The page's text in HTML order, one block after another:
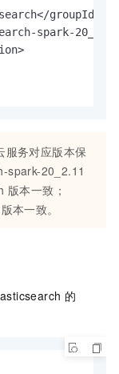
groupId>
spark-
服务对应版本保
spark-20_2.11
版本一致；
版本一致。
的